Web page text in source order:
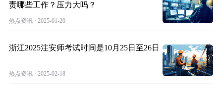
责哪些工作？压力大吗？
热点资讯 · 2025-01-20
浙江2025注安师考试时间是10月25日至26日
热点资讯 · 2025-02-18